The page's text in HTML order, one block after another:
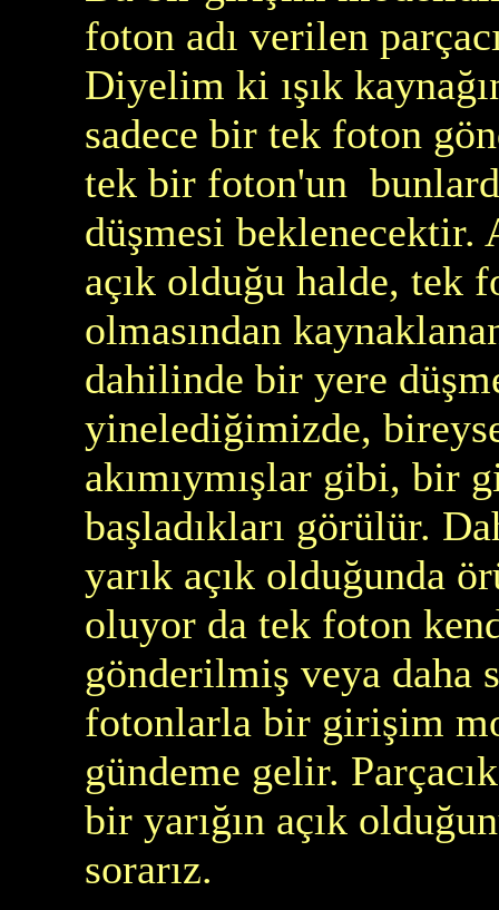
foton adı verilen
Diyelim ki ışık
sadece bir tek foton
tek bir foton'un
düşmesi beklenecektir.
açık olduğu halde, tek
olmasından
dahilinde bir yere
yinelediğimizde,
akımıymışlar gibi, bir
başladıkları görülür.
yarık açık olduğunda
oluyor da tek foton
gönderilmiş veya daha
fotonlarla bir girişim
gündeme gelir.
bir yarığın açık
sorarız.